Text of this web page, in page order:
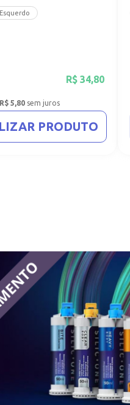
Esquerdo
R$ 34,80
5,80 sem juros
PRODUTO